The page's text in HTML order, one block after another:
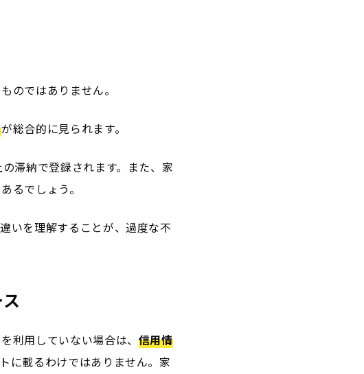
のではありません。
が総合的に見られます。
滞納で登録されます。また、家
るでしょう。
いを理解することが、過度な不
利用していない場合は、 信用情
に載るわけではありません。家